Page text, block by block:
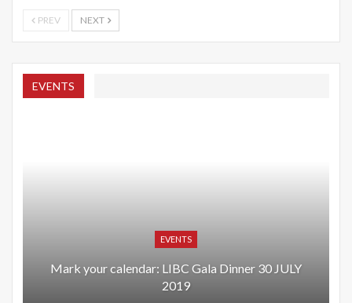
PREV NEXT
EVENTS
EVENTS
Mark your calendar: LIBC Gala Dinner 30 JULY
2019